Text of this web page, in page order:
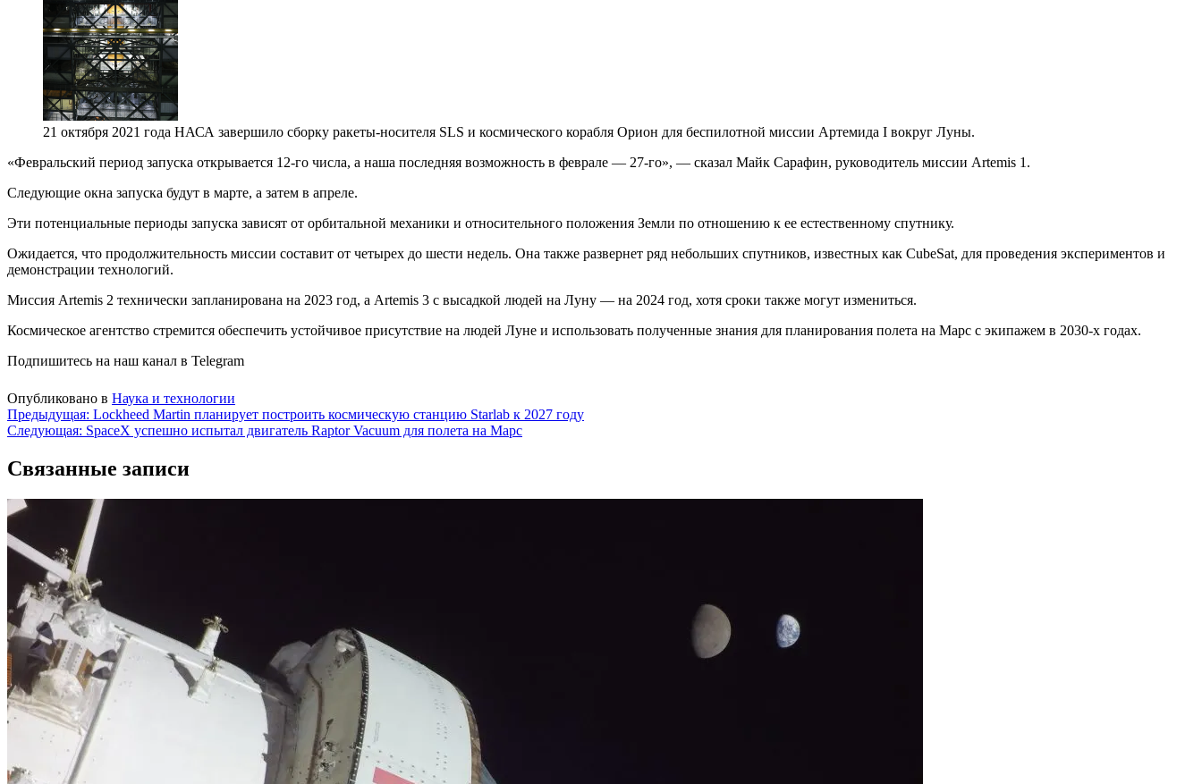
21 октября 2021 года НАСА завершило сборку ракеты-носителя SLS и космического корабля Орион для беспилотной миссии Артемида I вокруг Луны.
«Февральский период запуска открывается 12-го числа, а наша последняя возможность в феврале — 27-го», — сказал Майк Сарафин, руководитель миссии Artemis 1.
Следующие окна запуска будут в марте, а затем в апреле.
Эти потенциальные периоды запуска зависят от орбитальной механики и относительного положения Земли по отношению к ее естественному спутнику.
Ожидается, что продолжительность миссии составит от четырех до шести недель. Она также развернет ряд небольших спутников, известных как CubeSat, для проведения экспериментов и
демонстрации технологий.
Миссия Artemis 2 технически запланирована на 2023 год, а Artemis 3 с высадкой людей на Луну — на 2024 год, хотя сроки также могут измениться.
Космическое агентство стремится обеспечить устойчивое присутствие на людей Луне и использовать полученные знания для планирования полета на Марс с экипажем в 2030-х годах.
Подпишитесь на наш канал в Telegram
Опубликовано в Наука и технологии
Навигация
по
записям
Предыдущая: Lockheed Martin планирует построить космическую станцию Starlab к 2027 году
Следующая: SpaceX успешно испытал двигатель Raptor Vacuum для полета на Марс
Связанные записи